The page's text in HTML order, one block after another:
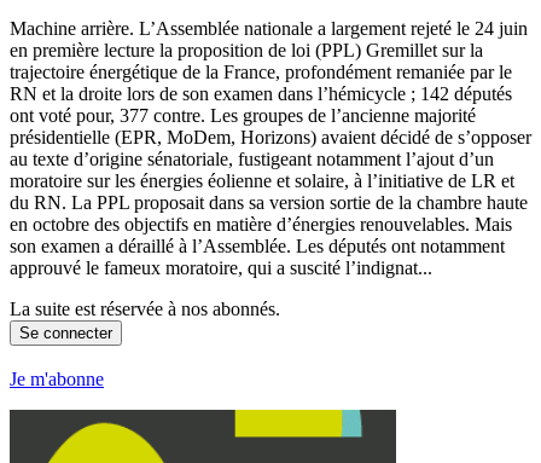
Machine arrière. L’Assemblée nationale a largement rejeté le 24 juin
en première lecture la proposition de loi (PPL) Gremillet sur la
trajectoire énergétique de la France, profondément remaniée par le
RN et la droite lors de son examen dans l’hémicycle ; 142 députés
ont voté pour, 377 contre. Les groupes de l’ancienne majorité
présidentielle (EPR, MoDem, Horizons) avaient décidé de s’opposer
au texte d’origine sénatoriale, fustigeant notamment l’ajout d’un
moratoire sur les énergies éolienne et solaire, à l’initiative de LR et
du RN. La PPL proposait dans sa version sortie de la chambre haute
en octobre des objectifs en matière d’énergies renouvelables. Mais
son examen a déraillé à l’Assemblée. Les députés ont notamment
approuvé le fameux moratoire, qui a suscité l’indignat...
La suite est réservée à nos abonnés.
Se connecter
Je m'abonne